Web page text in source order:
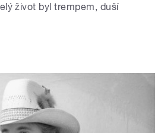
život byl trempem, duší